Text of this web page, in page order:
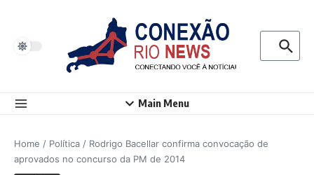
Procurar
Main Menu
Home / Política / Rodrigo Bacellar confirma convocação de
aprovados no concurso da PM de 2014